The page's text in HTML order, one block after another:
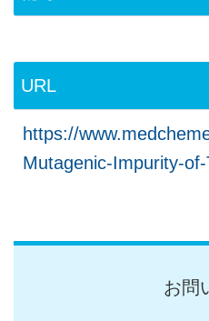
URL
https://
Mutagenic-Impurity-
お問